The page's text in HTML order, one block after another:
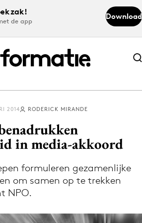
de app
Download
Abonneer nu
Abonneer nu
nieuws via de Adformatie
Nieuws app
2014 RODERICK MIRANDE
in media-akkoord
formuleren gezamenlijke
om samen op te trekken
NPO.